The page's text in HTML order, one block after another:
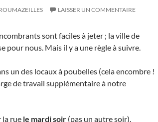
LAISSER UN COMMENTAIRE
sont faciles à jeter ; la ville de
pour nous. Mais il y a une règle à suivre.
un des locaux à poubelles (cela encombre !
de travail supplémentaire à notre
la rue le mardi soir(pas un autre soir),